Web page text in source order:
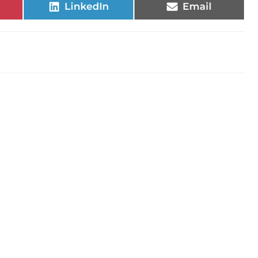
LinkedIn Email